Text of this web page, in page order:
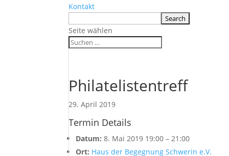
Kontakt
Seite wählen
Philatelistentreff
29. April 2019
Termin Details
Datum: 8. Mai 2019 19:00 –21:00
Ort: Haus der Begegnung Schwerin e.V.